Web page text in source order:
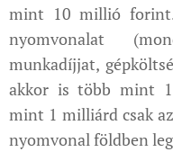
mint 10 millió
nyomvonalat
munkadíjjat,
akkor is több mint
mint 1 milliárd csak
nyomvonal földben